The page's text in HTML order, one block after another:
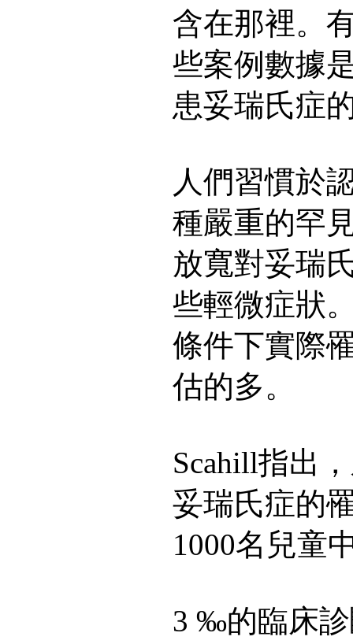
含在那裡。
些案例數據
患妥瑞氏症
人們習慣於
種嚴重的罕
放寬對妥瑞
些輕微症狀
條件下實際
估的多。
Scahill指出
妥瑞氏症的
1000名兒童
3 ‰的臨床